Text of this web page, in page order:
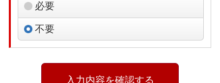
必要
不要